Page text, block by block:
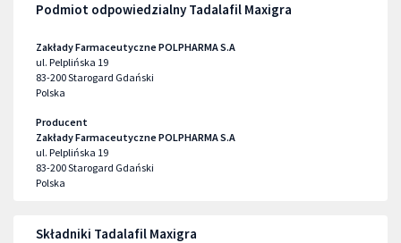
Podmiot odpowiedzialny Tadalafil Maxigra
Zakłady Farmaceutyczne POLPHARMA S.A
ul. Pelplińska 19
83-200Starogard Gdański
Polska
Producent
Zakłady Farmaceutyczne POLPHARMA S.A
ul. Pelplińska 19
83-200Starogard Gdański
Polska
Składniki Tadalafil Maxigra